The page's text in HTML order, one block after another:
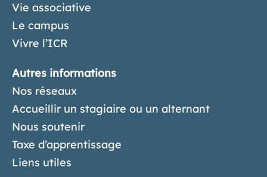
Vie associative
Le campus
Vivre l’ICR
Autres informations
Nos réseaux
Accueillir un stagiaire ou un alternant
Nous soutenir
Taxe d’apprentissage
Liens utiles